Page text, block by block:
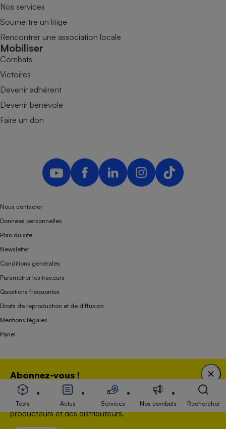
Abonnez-vous !
Bénéficiez d'une expertise unique tout en soutenant
une association 100 % indépendante de l'Etat, des
producteurs et des distributeurs.
Nos services
Soumettre un litige
Rencontrer une association locale
Mobiliser
Combats
Victoires
Devenir adhérent
Devenir bénévole
Faire un don
Nous contacter
Données personnelles
Plan du site
Newsletter
Conditions générales
Paramétrer les traceurs
Questions fréquentes
Droits de reproduction et de diffusion
Mentions légales
Panel
Association indépendante de l’État, des syndicats, des producteurs et des
distributeurs depuis 1951.
Tests Actus Services Nos combats Rechercher